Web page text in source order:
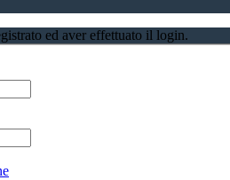
ed aver effettuato il login.